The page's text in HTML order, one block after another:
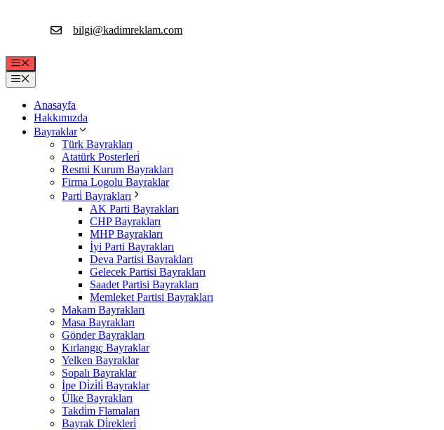
bilgi@kadimreklam.com
Menü
Menü
Anasayfa
Hakkımızda
Bayraklar
Türk Bayrakları
Atatürk Posterleri̇
Resmi Kurum Bayrakları
Firma Logolu Bayraklar
Parti̇ Bayrakları
AK Parti Bayrakları
CHP Bayrakları
MHP Bayrakları
İyi Parti Bayrakları
Deva Partisi Bayrakları
Gelecek Partisi Bayrakları
Saadet Partisi Bayrakları
Memleket Partisi Bayrakları
Makam Bayrakları
Masa Bayrakları
Gönder Bayrakları
Kırlangıç Bayraklar
Yelken Bayraklar
Sopalı Bayraklar
İpe Di̇zi̇li̇ Bayraklar
Ülke Bayrakları
Takdi̇m Flamaları
Bayrak Di̇rekleri̇